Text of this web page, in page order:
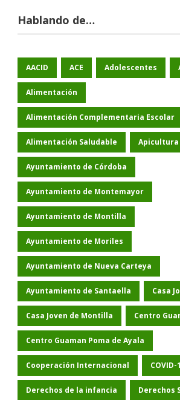
Hablando de…
AACID ACE Adolescentes
Alimentación
Alimentación Complementaria Escolar
Alimentación Saludable Apicultura
Ayuntamiento de Córdoba
Ayuntamiento de Montemayor
Ayuntamiento de Montilla
Ayuntamiento de Moriles
Ayuntamiento de Nueva Carteya
Ayuntamiento de Santaella Casa
Casa Joven de Montilla Centro
Centro Guaman Poma de Ayala
Cooperación Internacional COVID-
Derechos de la infancia Derechos